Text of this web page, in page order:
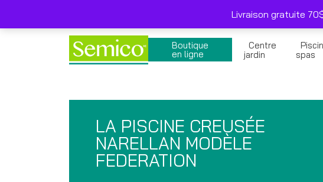
Livraison gratuite 249$ et + avant taxes , produits
Boutique
en ligne
Centre
jardin
spas
LA PISCINE CREUSÉE
NARELLAN MODÈLE
FEDERATION
Livraison gratuite